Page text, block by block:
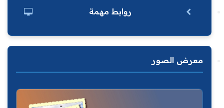
روابط مهمة
معرض الصور